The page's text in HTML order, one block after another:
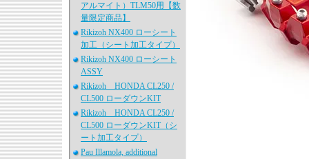
アルマイト）TLM50用【数
量限定商品】
Rikizoh NX400 ローシート
加工（シート加工タイプ）
Rikizoh NX400 ローシート
ASSY
Rikizoh HONDA CL250 /
CL500 ローダウンKIT
Rikizoh HONDA CL250 /
CL500 ローダウンKIT（シ
ート加工タイプ）
Pau Illamola, additional